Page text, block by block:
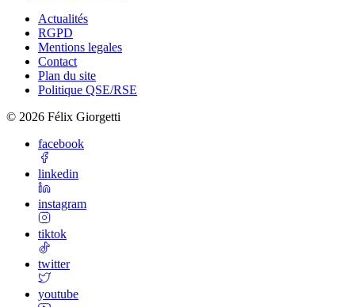
Actualités
RGPD
Mentions legales
Contact
Plan du site
Politique QSE/RSE
© 2026 Félix Giorgetti
facebook
linkedin
instagram
tiktok
twitter
youtube